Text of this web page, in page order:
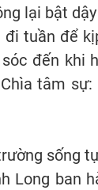
lại bật
tuần để
đến khi
tâm sự:
sống
Long ban